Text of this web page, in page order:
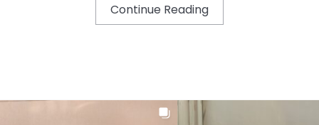
Continue Reading